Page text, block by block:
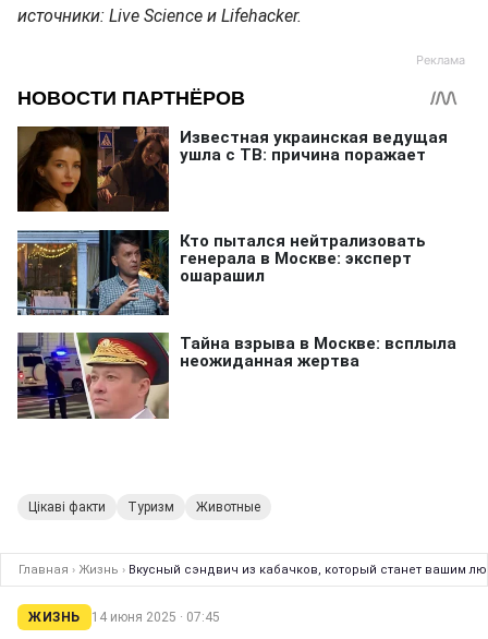
источники: Live Science и Lifehacker.
Цікаві факти Туризм Животные
Главная › Жизнь › Вкусный сэндвич из кабачков, который станет вашим
ЖИЗНЬ 14 июня 2025 · 07:45